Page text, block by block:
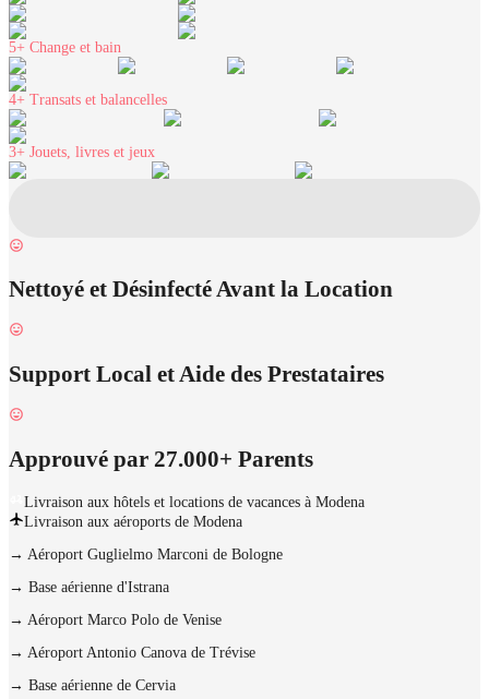
5+ Change et bain
4+ Transats et balancelles
3+ Jouets, livres et jeux
Nettoyé et Désinfecté Avant la Location
Support Local et Aide des Prestataires
Approuvé par 27.000+ Parents
Livraison aux hôtels et locations de vacances à Modena
Livraison aux aéroports de Modena
→ Aéroport Guglielmo Marconi de Bologne
→ Base aérienne d'Istrana
→ Aéroport Marco Polo de Venise
→ Aéroport Antonio Canova de Trévise
→ Base aérienne de Cervia